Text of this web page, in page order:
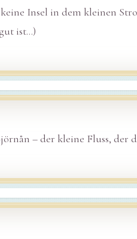
Insel in dem kleinen
ist…)
– der kleine Fluss, der